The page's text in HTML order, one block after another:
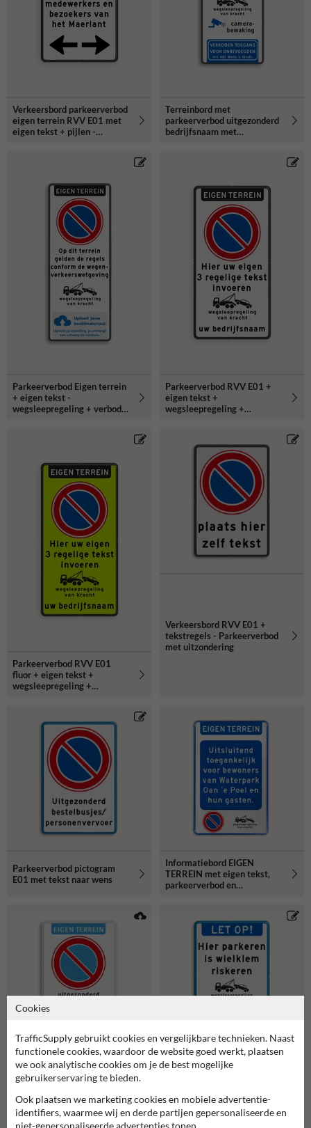
Verkeersbord parkeerverbod
eigen terrein RVV E01 met
eigen tekst + pijlen -
Terreinbord met
parkeerverbod uitgezonderd
bedrijfsnaam met
Parkeerverbod Eigen terrein
+ eigen tekst -
wegsleepregeling + verboden
Parkeerverbod RVV E01 +
eigen tekst +
wegsleepregeling +
Parkeerverbod RVV E01
fluor + eigen tekst +
wegsleepregeling +
Verkeersbord RVV E01 +
tekstregels - Parkeerverbod
met uitzondering
Parkeerverbod pictogram
E01 met tekst naar wens
Informatiebord EIGEN
TERREIN met eigen tekst,
parkeerverbod en
Parkeerverbodsbord met
pictogram en tekst in
huisstijl
Informatiebord LET OP met
tekst en pictogram Hier
riskeren
Cookies
TrafficSupply gebruikt cookies en vergelijkbare technieken. Naast
functionele cookies, waardoor de website goed werkt, plaatsen
we ook analytische cookies om je de best mogelijke
gebruikerservaring te bieden.
Ook plaatsen we marketing cookies en mobiele advertentie-
identifiers, waarmee wij en derde partijen gepersonaliseerde en
niet-gepersonaliseerde advertenties tonen